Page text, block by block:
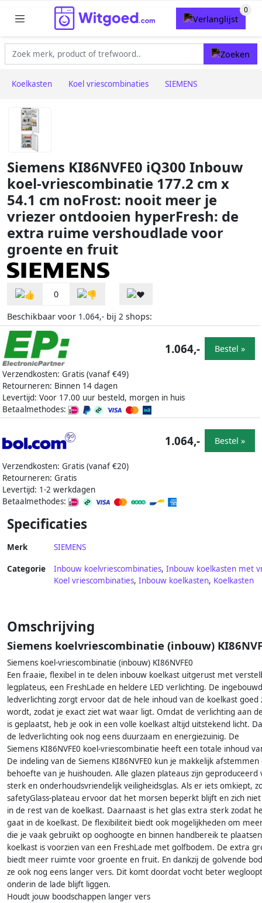
Koelkasten Koel vriescombinaties SIEMENS
Siemens KI86NVFE0 iQ300 Inbouw
koel-vriescombinatie 177.2 cm x
54.1 cm noFrost: nooit meer je
vriezer ontdooien hyperFresh: de
extra ruime vershoudlade voor
groente en fruit
0
Beschikbaar voor 1.064,- bij 2 shops:
Verzendkosten: Gratis (vanaf €49)
Retourneren: Binnen 14 dagen
Levertijd: Voor 17.00 uur besteld, morgen in huis
Betaalmethodes:
1.064,- Bestel »
Verzendkosten: Gratis (vanaf €20)
Retourneren: Gratis
Levertijd: 1-2 werkdagen
Betaalmethodes:
1.064,- Bestel »
Specificaties
Merk SIEMENS
Categorie Inbouw koelvriescombinaties, Inbouw koelkasten met
Koel vriescombinaties, Inbouw koelkasten, Koelkasten
Omschrijving
Siemens koelvriescombinatie (inbouw)
Siemens koel-vriescombinatie (inbouw) KI86NVFE0
Een fraaie, flexibel in te delen inbouw koelkast uitgerust met
legplateus, een FreshLade en heldere LED verlichting. De
ledverlichting zorgt ervoor dat de hele inhoud van de koelkast goed
wordt, zodat je exact ziet wat waar ligt. Omdat de verlichting aan
is geplaatst, heb je ook in een volle koelkast altijd uitstekend licht.
de ledverlichting ook nog eens duurzaam en energiezuinig. De
Siemens KI86NVFE0 koel-vriescombinatie heeft een totale inhoud
De indeling van de Siemens KI86NVFE0 kun je makkelijk afstemmen
behoefte van je huishouden. Alle glazen plateaus zijn geproduceerd
sterk en onderhoudsvriendelijk veiligheidsglas. Als er iets omkiept,
safetyGlass-plateau ervoor dat het morsen beperkt blijft en zich
in de rest van de koelkast. Daarnaast is het glas extra sterk zodat
gaat in de koelkast. De flexibiliteit biedt ook mogelijkheden om
die je vaak gebruikt op ooghoogte en binnen handbereik te
koelkast is voorzien van een FreshLade met golfbodem. De extra
biedt meer ruimte voor groente en fruit. En dankzij de golvende
ze ook nog eens langer vers. Dit komt doordat vocht beter
onderin de lade blijft liggen.
Houdt jouw boodschappen langer vers